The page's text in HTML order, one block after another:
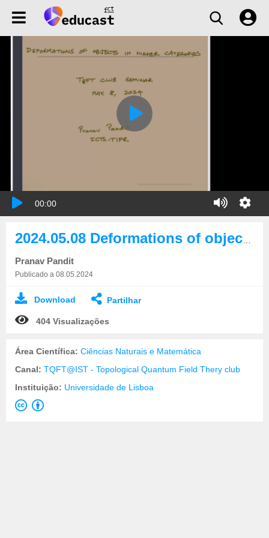
00:00
Pranav Pandit
Publicado a 08.05.2024
Download Partilhar
404 Visualizações
Área Científica: Ciências Naturais e Matemática
Canal: TQFT@IST - Topological Quantum Field Thery club
Instituição: Universidade de Lisboa